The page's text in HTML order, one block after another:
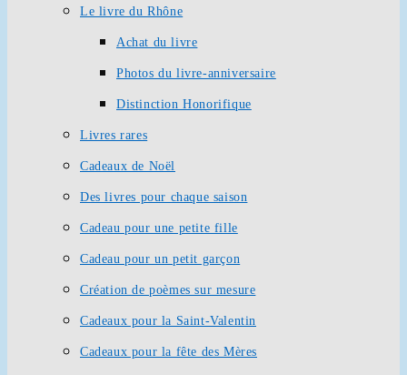
Le livre du Rhône
Achat du livre
Photos du livre-anniversaire
Distinction Honorifique
Livres rares
Cadeaux de Noël
Des livres pour chaque saison
Cadeau pour une petite fille
Cadeau pour un petit garçon
Création de poèmes sur mesure
Cadeaux pour la Saint-Valentin
Cadeaux pour la fête des Mères